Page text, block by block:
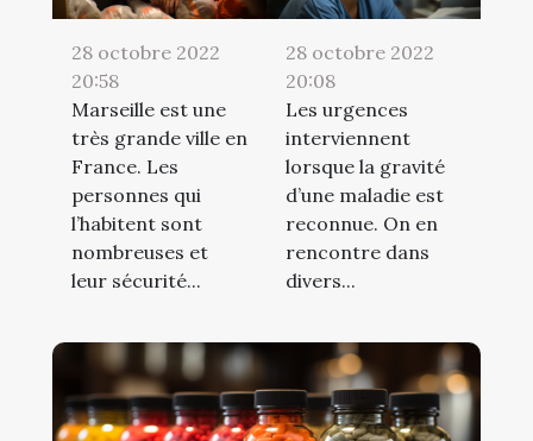
28 octobre 2022
20:58
Marseille est une
très grande ville en
France. Les
personnes qui
l’habitent sont
nombreuses et
leur sécurité...
28 octobre 2022
20:08
Les urgences
interviennent
lorsque la gravité
d’une maladie est
reconnue. On en
rencontre dans
divers...